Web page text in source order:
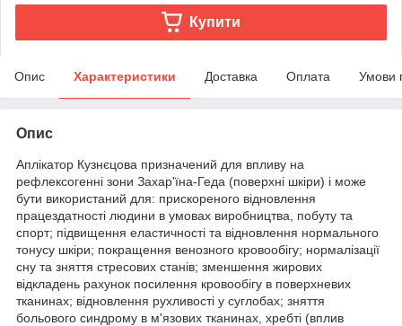
Купити
Опис Характеристики Доставка Оплата Умови
Опис
Аплікатор Кузнєцова призначений для впливу на
рефлексогенні зони Захар'їна-Геда (поверхні шкіри) і може
бути використаний для: прискореного відновлення
працездатності людини в умовах виробництва, побуту та
спорт; підвищення еластичності та відновлення нормального
тонусу шкіри; покращення венозного кровообігу; нормалізації
сну та зняття стресових станів; зменшення жирових
відкладень рахунок посилення кровообігу в поверхневих
тканинах; відновлення рухливості у суглобах; зняття
больового синдрому в м'язових тканинах, хребті (вплив